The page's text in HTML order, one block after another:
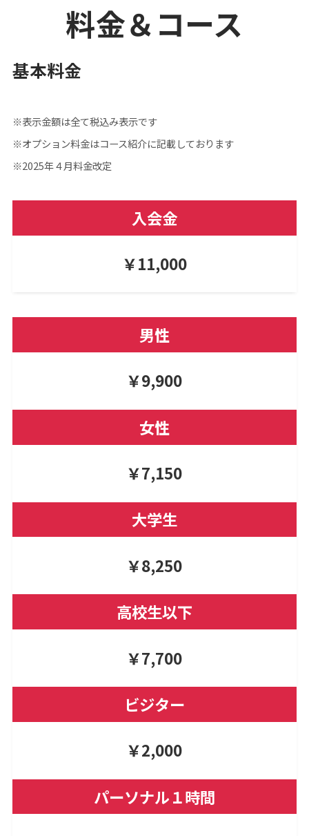
料金＆コース
基本料金
※表示金額は全て税込み表示です
※オプション料金はコース紹介に記載しております
※2025年４月料金改定
入会金
￥11,000
男性
￥9,900
女性
￥7,150
大学生
￥8,250
高校生以下
￥7,700
ビジター
￥2,000
パーソナル１時間